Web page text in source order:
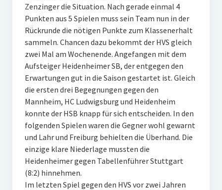
Internationale Hallenhockeyturnier
Zocker Reloaded
Galerie
Jugend Sponsoring
Zenzinger die Situation. Nach gerade einmal 4
Punkten aus 5 Spielen muss sein Team nun in der
Rückrunde die nötigen Punkte zum Klassenerhalt
sammeln. Chancen dazu bekommt der HVS gleich
zwei Mal am Wochenende. Angefangen mit dem
Aufsteiger Heidenheimer SB, der entgegen den
Erwartungen gut in die Saison gestartet ist. Gleich
die ersten drei Begegnungen gegen den
Mannheim, HC Ludwigsburg und Heidenheim
konnte der HSB knapp für sich entscheiden. In den
folgenden Spielen waren die Gegner wohl gewarnt
und Lahr und Freiburg behielten die Überhand. Die
einzige klare Niederlage mussten die
Heidenheimer gegen Tabellenführer Stuttgart
(8:2) hinnehmen.
Im letzten Spiel gegen den HVS vor zwei Jahren